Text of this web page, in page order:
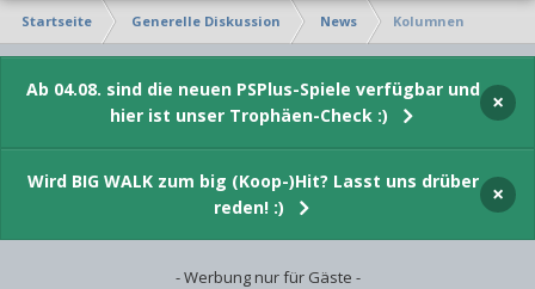
Startseite Generelle Diskussion News Kolumnen
Ab 04.08. sind die neuen PSPlus-Spiele verfügbar und
hier ist unser Trophäen-Check :)
×
Wird BIG WALK zum big (Koop-)Hit? Lasst uns drüber
reden! :)
×
- Werbung nur für Gäste -